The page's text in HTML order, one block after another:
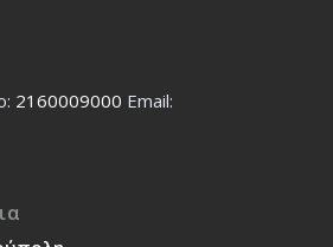
2160009000 Εmail: